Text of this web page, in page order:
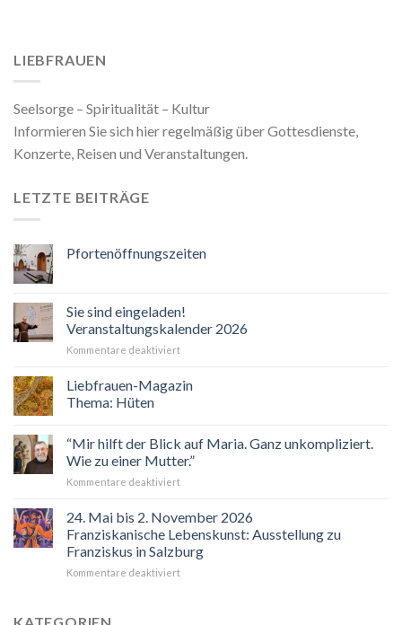
LIEBFRAUEN
Seelsorge – Spiritualität – Kultur
Informieren Sie sich hier regelmäßig über Gottesdienste,
Konzerte, Reisen und Veranstaltungen.
LETZTE BEITRÄGE
Pfortenöffnungszeiten
Sie sind eingeladen!
Veranstaltungskalender 2026
Kommentare deaktiviertfür
sind
eingeladen!
Liebfrauen-Magazin
Thema: Hüten
“Mir hilft der Blick auf Maria. Ganz unkompliziert.
Wie zu einer Mutter.”
Kommentare deaktiviertfür
hilft
der
Blick
auf
Maria.
24. Mai bis 2. November 2026
Franziskanische Lebenskunst: Ausstellung zu
Franziskus in Salzburg
Kommentare deaktiviertfür
KATEGORIEN